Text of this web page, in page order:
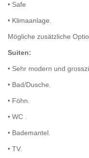
• Safe
• Klimaanlage.
Mögliche zusätzliche
Suiten:
• Sehr modern und
• Bad/Dusche.
• Föhn.
• WC .
• Bademantel.
• TV.